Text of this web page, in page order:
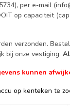
per e-mail (
op capaciteit
verzonden.
bij onze vestiging.
kunnen
op kenteken te